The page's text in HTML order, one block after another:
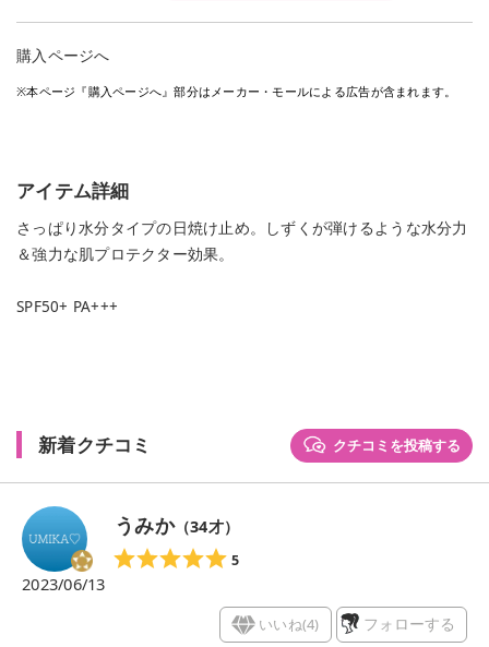
購入ページへ
※本ページ『購入ページへ』部分はメーカー・モールによる広告が含まれます。
アイテム詳細
さっぱり水分タイプの日焼け止め。しずくが弾けるような水分力
＆強力な肌プロテクター効果。
SPF50+ PA+++
新着クチコミ クチコミを投稿する
うみか（34才）
5
2023/06/13
いいね(4) フォローする